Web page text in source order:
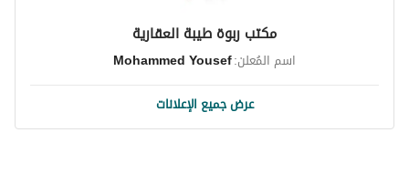
مكتب ربوة طيبة العقارية
اسم المُعلن:Mohammed Yousef
عرض جميع الإعلانات